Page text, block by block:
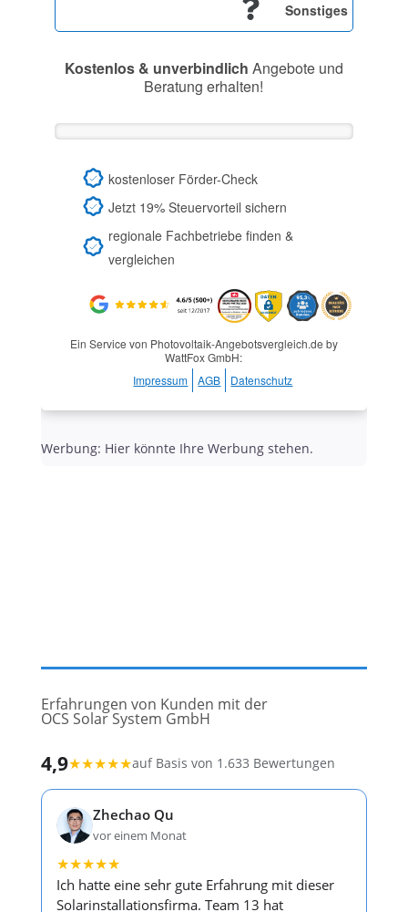
Sonstiges
Kostenlos & unverbindlich Angebote und
Beratung erhalten!
kostenloser Förder-Check
Jetzt 19% Steuervorteil sichern
regionale Fachbetriebe finden &
vergleichen
Ein Service von Photovoltaik-Angebotsvergleich.de by
WattFox GmbH:
Impressum
AGB Datenschutz
Werbung: Hier könnte Ihre Werbung stehen.
Erfahrungen von Kunden mit der
OCS Solar System GmbH
4,9★★★★★auf Basis von 1.633 Bewertungen
Zhechao Qu
vor einem Monat
★★★★★
Ich hatte eine sehr gute Erfahrung mit dieser
Solarinstallationsfirma. Team 13 hat